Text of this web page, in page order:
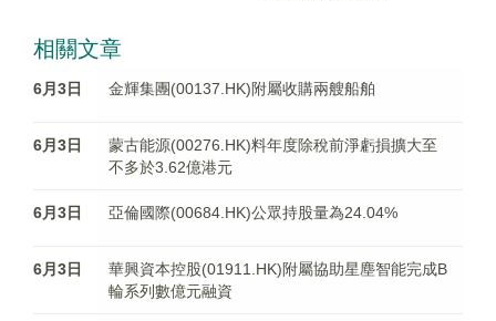
相關文章
6月3日 金輝集團(00137.HK)附屬收購兩艘船舶
6月3日
蒙古能源(00276.HK)料年度​除稅前淨虧損擴大至
不多於3.62億港元
6月3日 亞倫國際(00684.HK)公眾持股量為24.04%
6月3日
華興資本控股(01911.HK)附屬協助星塵智能完成B
輪系列數億元融資